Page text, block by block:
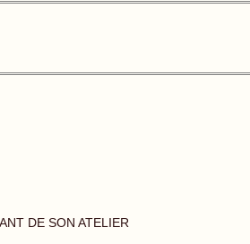
DE SON ATELIER